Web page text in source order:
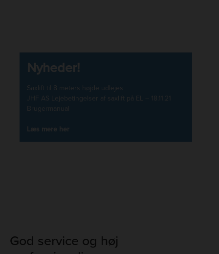
Nyheder!
Saxlift til 8 meters højde udlejes
JHF AS Lejebetingelser af saxlift på EL – 18.11.21
Brugermanual
Læs mere her
God service og høj